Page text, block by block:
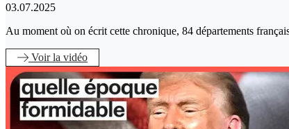
03.07.2025
Au moment où on écrit cette chronique, 84 départements
Voirla vidéo